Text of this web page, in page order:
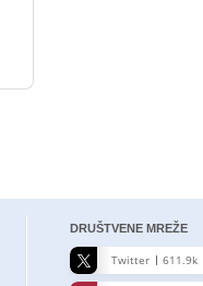
DRUŠTVENE MREŽE
Twitter 611.9k